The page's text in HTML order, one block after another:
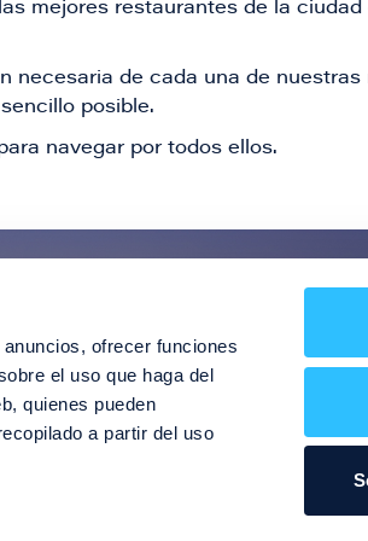
ofrecer funciones
el uso que haga del
quienes pueden
a partir del uso
mejores restaurantes de la
de cada una de nuestras
posible.
navegar por todos ellos.
eventos y mucho más